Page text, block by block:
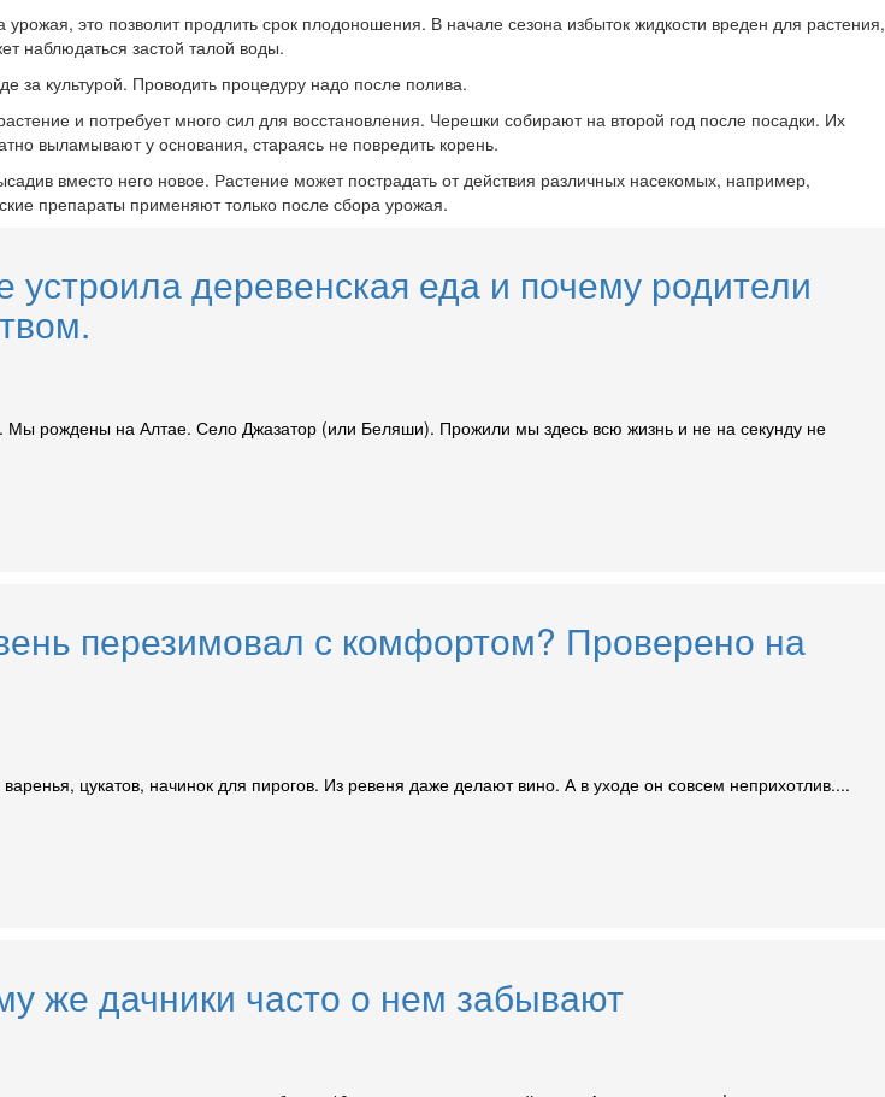
это позволит продлить срок плодоношения. В начале сезона избыток жидкости вреден для растения,
наблюдаться застой талой воды.
за культурой. Проводить процедуру надо после полива.
и потребует много сил для восстановления. Черешки собирают на второй год после посадки. Их
выламывают у основания, стараясь не повредить корень.
вместо него новое. Растение может пострадать от действия различных насекомых, например,
препараты применяют только после сбора урожая.
деревенская еда и почему родители
рождены на Алтае. Село Джазатор (или Беляши). Прожили мы здесь всю жизнь и не на секунду не
перезимовал с комфортом? Проверено на
цукатов, начинок для пирогов. Из ревеня даже делают вино. А в уходе он совсем неприхотлив....
же дачники часто о нем забывают